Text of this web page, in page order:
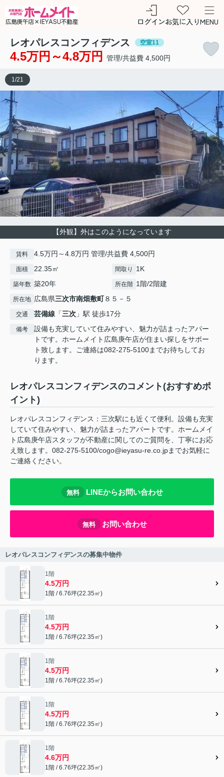
ログインお気に入りMENU
レオパレスコンフィデンス 空室11
4.5万円～4.8万円 管理/共益費 4,500円
【外観】外はこのようになっています
1 /21
賃料 4.5万円～4.8万円 管理/共益費 4,500円
面積 22.35㎡ 間取り 1K
築年数 築20年 所在階 1階/2階建
所在地 広島県三次市南畑敷町８５－５
交通 芸備線 「三次 」駅 徒歩17分
備考
設備も充実していて住みやすい、魅力が詰まったアパー
トです。ホームメイト広島庚午店が住まい探しをサポー
ト致します。ご連絡は082-275-5100までお待ちしてお
ります。
レオパレスコンフィデンスのコメント(おすすめポ
イント)
レオパレスコンフィデンス：三次駅にも近くて便利。設備も充実
していて住みやすい、魅力が詰まったアパートです。ホームメイ
ト広島庚午店スタッフが不動産に関してのご質問を、丁寧にお応
え致します。082-275-5100/cogo@ieyasu-re.co.jpまでお気軽に
ご連絡ください。
無料 LINEからお問い合わせ
無料 お問い合わせ
レオパレスコンフィデンスの募集中物件
1階
4.5万円
1階 / 6.76坪(22.35㎡)
1階
4.5万円
1階 / 6.76坪(22.35㎡)
1階
4.5万円
1階 / 6.76坪(22.35㎡)
1階
4.5万円
1階 / 6.76坪(22.35㎡)
1階
4.6万円
1階 / 6.76坪(22.35㎡)